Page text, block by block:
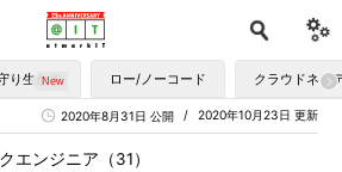
り生かす ロー/ノーコード クラウドネイ
2020年10月23日 更新
2020年8月31日 公開
エンジニア（31）